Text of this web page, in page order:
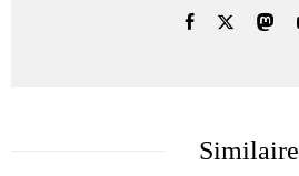
Similaire